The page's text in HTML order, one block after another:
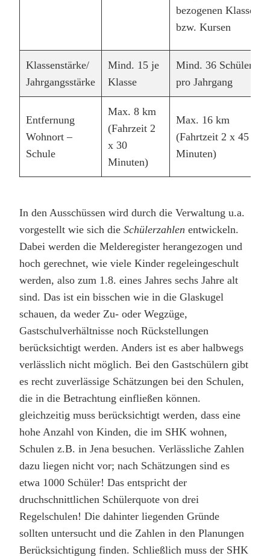
bezogenen Klasse
bzw. Kursen
Klassenstärke/
Jahrgangsstärke
Mind. 15 je
Klasse
Mind. 36 Schüler
pro Jahrgang
Entfernung
Wohnort –
Schule
Max. 8 km
(Fahrzeit 2
x 30
Minuten)
Max. 16 km
(Fahrtzeit 2 x 45
Minuten)
In den Ausschüssen wird durch die Verwaltung u.a.
vorgestellt wie sich die Schülerzahlen entwickeln.
Dabei werden die Melderegister herangezogen und
hoch gerechnet, wie viele Kinder regeleingeschult
werden, also zum 1.8. eines Jahres sechs Jahre alt
sind. Das ist ein bisschen wie in die Glaskugel
schauen, da weder Zu- oder Wegzüge,
Gastschulverhältnisse noch Rückstellungen
berücksichtigt werden. Anders ist es aber halbwegs
verlässlich nicht möglich. Bei den Gastschülern gibt
es recht zuverlässige Schätzungen bei den Schulen,
die in die Betrachtung einfließen können.
gleichzeitig muss berücksichtigt werden, dass eine
hohe Anzahl von Kinden, die im SHK wohnen,
Schulen z.B. in Jena besuchen. Verlässliche Zahlen
dazu liegen nicht vor; nach Schätzungen sind es
etwa 1000 Schüler! Das entspricht der
druchschnittlichen Schülerquote von drei
Regelschulen! Die dahinter liegenden Gründe
sollten untersucht und die Zahlen in den Planungen
Berücksichtigung finden. Schließlich muss der SHK